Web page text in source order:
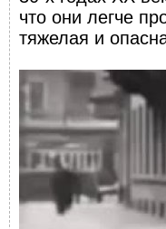
что они легче
тяжелая и